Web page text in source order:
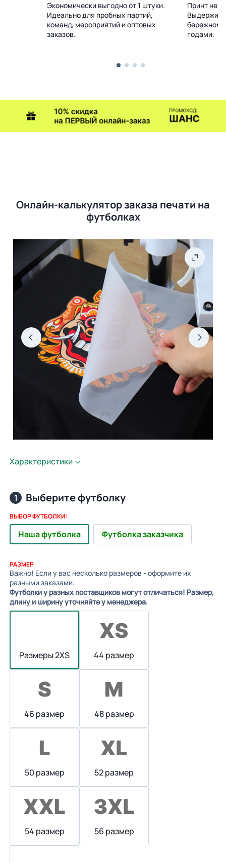
Экономически выгодно от 1 штуки.
Идеально для пробных партий,
команд, мероприятий и оптовых
заказов.
Принт не
бережном
годами.
Онлайн-калькулятор заказа печати на
футболках
Характеристики
1 Выберите футболку
ВЫБОР ФУТБОЛКИ:
Наша футболка Футболка заказчика
РАЗМЕР
Важно! Если у вас несколько размеров - оформите их
разными заказами.
Футболки у разных поставщиков могут отличаться! Размер,
длину и ширину уточняйте у менеджера.
Размеры 2XS 44 размер
46 размер 48 размер
50 размер 52 размер
54 размер 56 размер